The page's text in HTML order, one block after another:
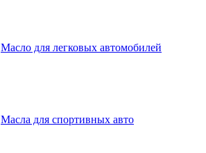
Масло для легковых автомобилей
Масла для спортивных авто